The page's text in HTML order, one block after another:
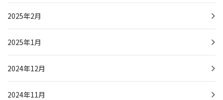
2025年2月
2025年1月
2024年12月
2024年11月